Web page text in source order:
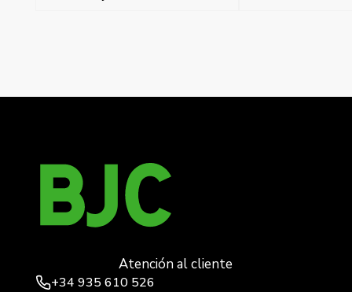
Atención al cliente
+34 935 610 526